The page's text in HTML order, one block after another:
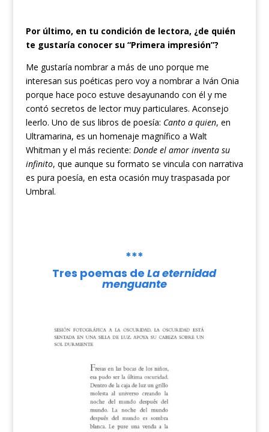
Por último, en tu condición de lectora, ¿de quién
te gustaría conocer su “Primera impresión”?
Me gustaría nombrar a más de uno porque me
interesan sus poéticas pero voy a nombrar a Iván Onia
porque hace poco estuve desayunando con él y me
contó secretos de lector muy particulares. Aconsejo
leerlo. Uno de sus libros de poesía: Canto a quien, en
Ultramarina, es un homenaje magnífico a Walt
Whitman y el más reciente: Donde el amor inventa su
infinito, que aunque su formato se vincula con narrativa
es pura poesía, en esta ocasión muy traspasada por
Umbral.
***
Tres poemas deLa eternidad
menguante